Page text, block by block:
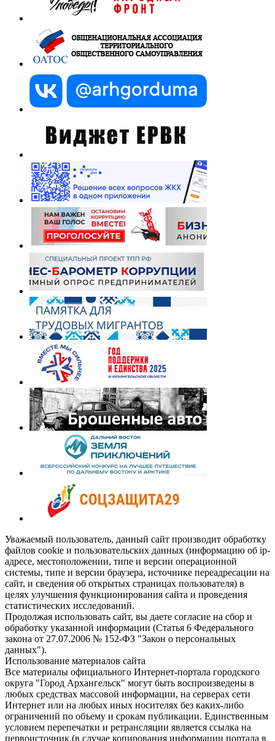
Уважаемый пользователь, данный сайт производит обработку
файлов cookie и пользовательских данных (информацию об ip-
адресе, местоположении, типе и версии операционной
системы, типе и версии браузера, источнике переадресации на
сайт, и сведения об открытых страницах пользователя) в
целях улучшения функционирования сайта и проведения
статистических исследований.
Продолжая использовать сайт, вы даете согласие на сбор и
обработку указанной информации (Статья 6 Федерального
закона от 27.07.2006 № 152-ФЗ "Закон о персональных
данных").
Использование материалов сайта
Все материалы официального Интернет-портала городского
округа "Город Архангельск" могут быть воспроизведены в
любых средствах массовой информации, на серверах сети
Интернет или на любых иных носителях без каких-либо
ограничений по объему и срокам публикации. Единственным
условием перепечатки и ретрансляции является ссылка на
первоисточник (в случае копирования информации портала в